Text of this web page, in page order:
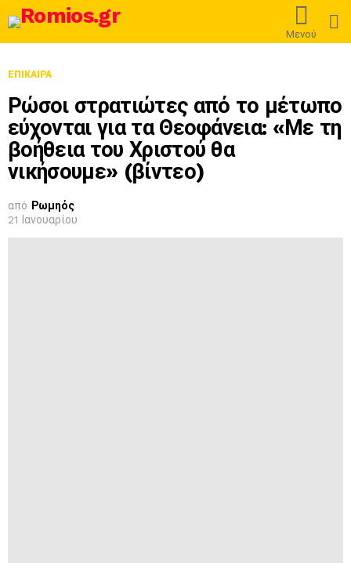
Μενού
ΕΠΊΚΑΙΡΑ
Ρώσοι στρατιώτες από το μέτωπο
εύχονται για τα Θεοφάνεια: «Με τη
βοήθεια του Χριστού θα
νικήσουμε» (βίντεο)
από Ρωμηός
21 Ιανουαρίου